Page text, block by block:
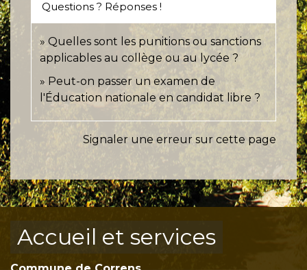
Questions ? Réponses !
Quelles sont les punitions ou sanctions
applicables au collège ou au lycée ?
Peut-on passer un examen de
l'Éducation nationale en candidat libre ?
Signaler une erreur sur cette page
Accueil et services